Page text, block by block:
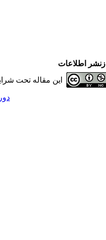
اطلاعات
این مقاله تحت
دوره 19، شماره